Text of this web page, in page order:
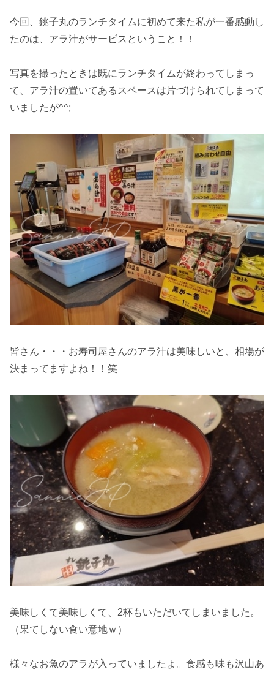
今回、銚子丸のランチタイムに初めて来た私が一番感動し
たのは、アラ汁がサービスということ！！
写真を撮ったときは既にランチタイムが終わってしまっ
て、アラ汁の置いてあるスペースは片づけられてしまって
いましたが^^;
皆さん・・・お寿司屋さんのアラ汁は美味しいと、相場が
決まってますよね！！笑
美味しくて美味しくて、2杯もいただいてしまいました。
（果てしない食い意地ｗ）
様々なお魚のアラが入っていましたよ。食感も味も沢山あ